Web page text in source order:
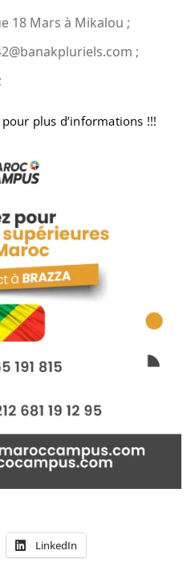
18 Mars à Mikalou ;
;
;
plus d’informations !!!
LinkedIn